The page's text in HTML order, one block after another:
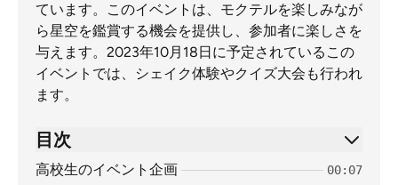
ています。このイベントは、モクテルを楽しみなが
ら星空を鑑賞する機会を提供し、参加者に楽しさを
与えます。2023年10月18日に予定されているこの
イベントでは、シェイク体験やクイズ大会も行われ
ます。
目次
高校生のイベント企画 00:07